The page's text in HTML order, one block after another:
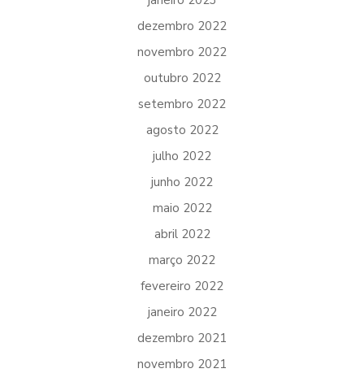
dezembro 2022
novembro 2022
outubro 2022
setembro 2022
agosto 2022
julho 2022
junho 2022
maio 2022
abril 2022
março 2022
fevereiro 2022
janeiro 2022
dezembro 2021
novembro 2021